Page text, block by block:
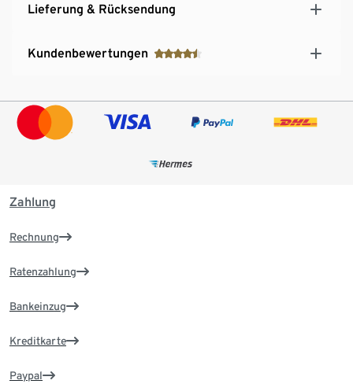
Lieferung & Rücksendung
Kundenbewertungen
Zahlung
Rechnung
Ratenzahlung
Bankeinzug
Kreditkarte
Paypal